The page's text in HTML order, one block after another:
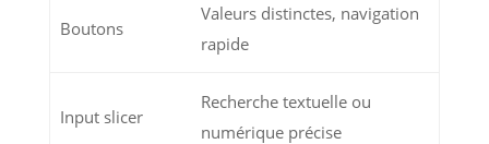
Boutons
Valeurs distinctes, navigation
rapide
Input slicer
Recherche textuelle ou
numérique précise